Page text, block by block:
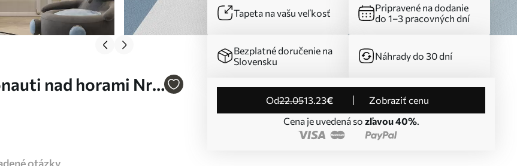
nad horami Nr.
Tapeta na vašu veľkosť
Pripravené na dodanie
do 1–3 pracovných dní
Bezplatné doručenie na
Slovensku
Náhrady do 30 dní
od22.0513.23€
Zobraziť cenu
Cena je uvedená so zľavou 40%.
otázky